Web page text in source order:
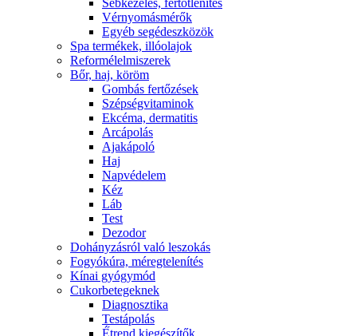
Sebkezelés, fertőtlenítés
Vérnyomásmérők
Egyéb segédeszközök
Spa termékek, illóolajok
Reformélelmiszerek
Bőr, haj, köröm
Gombás fertőzések
Szépségvitaminok
Ekcéma, dermatitis
Arcápolás
Ajakápoló
Haj
Napvédelem
Kéz
Láb
Test
Dezodor
Dohányzásról való leszokás
Fogyókúra, méregtelenítés
Kínai gyógymód
Cukorbetegeknek
Diagnosztika
Testápolás
É́trend kiegészítők